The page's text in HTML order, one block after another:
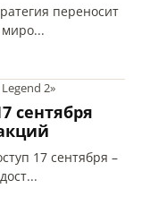
переносит
2»
сентября
17 сентября –